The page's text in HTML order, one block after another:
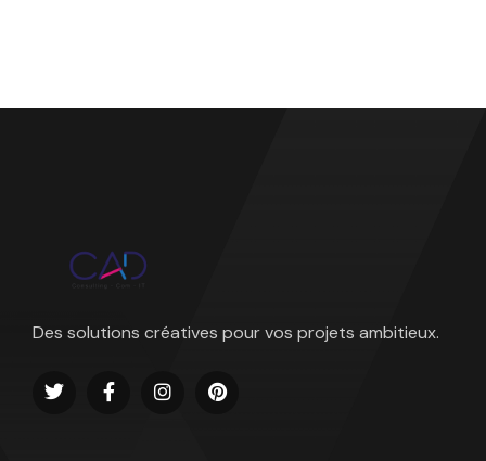
Des solutions créatives pour vos projets ambitieux.